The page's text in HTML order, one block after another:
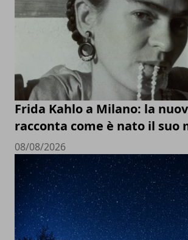
Frida Kahlo a Milano: la
racconta come è nato il suo
08/08/2026